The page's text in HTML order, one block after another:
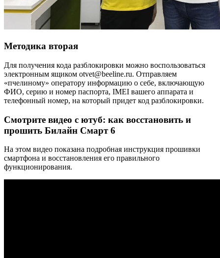
Методика вторая
Для получения кода разблокировки можно воспользоваться
электронным ящиком otvet@beeline.ru. Отправляем
«пчелиному» оператору информацию о себе, включающую
ФИО, серию и номер паспорта, IMEI вашего аппарата и
телефонный номер, на который придет код разблокировки.
Смотрите видео с ютуб: как восстановить и
прошить Билайн Смарт 6
На этом видео показана подробная инструкция прошивки
смартфона и восстановления его правильного
функционирования.